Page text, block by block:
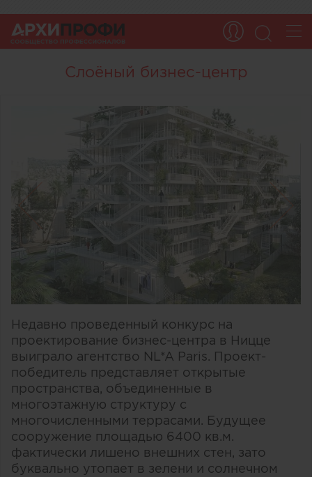
Слоёный бизнес-центр
Недавно проведенный конкурс на
проектирование бизнес-центра в Ницце
выиграло агентство NL*A Paris. Проект-
победитель представляет открытые
пространства, объединенные в
многоэтажную структуру с
многочисленными террасами. Будущее
сооружение площадью 6400 кв.м.
фактически лишено внешних стен, зато
буквально утопает в зелени и солнечном